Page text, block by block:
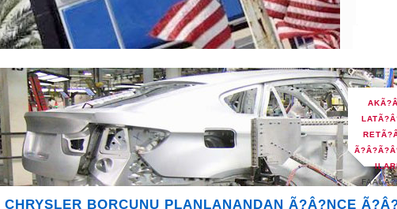
CHRYSLER BORCUNU PLANLANANDAN Ã?Â?NCE